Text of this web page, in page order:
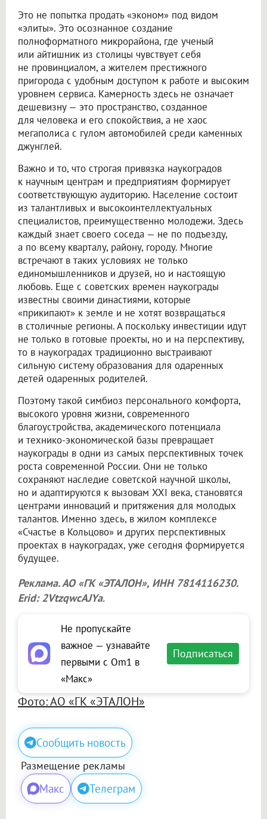
Это не попытка продать «эконом» под видом
«элиты». Это осознанное создание
полноформатного микрорайона, где ученый
или айтишник из столицы чувствует себя
не провинциалом, а жителем престижного
пригорода с удобным доступом к работе и высоким
уровнем сервиса. Камерность здесь не означает
дешевизну — это пространство, созданное
для человека и его спокойствия, а не хаос
мегаполиса с гулом автомобилей среди каменных
джунглей.
Важно и то, что строгая привязка наукоградов
к научным центрам и предприятиям формирует
соответствующую аудиторию. Население состоит
из талантливых и высокоинтеллектуальных
специалистов, преимущественно молодежи. Здесь
каждый знает своего соседа — не по подъезду,
а по всему кварталу, району, городу. Многие
встречают в таких условиях не только
единомышленников и друзей, но и настоящую
любовь. Еще с советских времен наукограды
известны своими династиями, которые
«прикипают» к земле и не хотят возвращаться
в столичные регионы. А поскольку инвестиции идут
не только в готовые проекты, но и на перспективу,
то в наукоградах традиционно выстраивают
сильную систему образования для одаренных
детей одаренных родителей.
Поэтому такой симбиоз персонального комфорта,
высокого уровня жизни, современного
благоустройства, академического потенциала
и технико-экономической базы превращает
наукограды в одни из самых перспективных точек
роста современной России. Они не только
сохраняют наследие советской научной школы,
но и адаптируются к вызовам XXI века, становятся
центрами инноваций и притяжения для молодых
талантов. Именно здесь, в жилом комплексе
«Счастье в Кольцово» и других перспективных
проектах в наукоградах, уже сегодня формируется
будущее.
Реклама. АО «ГК «ЭТАЛОН», ИНН 7814116230.
Erid: 2VtzqwcAJYa.
Не пропускайте
важное — узнавайте
первыми с Om1 в
«Макс»
Подписаться
Фото: АО «ГК «ЭТАЛОН»
Сообщить новость
Размещение рекламы
Макс Телеграм